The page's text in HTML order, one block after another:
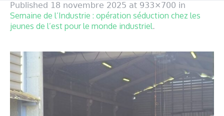
Published 18 novembre 2025 at 933×700 in
Semaine de l’Industrie : opération séduction chez les
jeunes de l’est pour le monde industriel.